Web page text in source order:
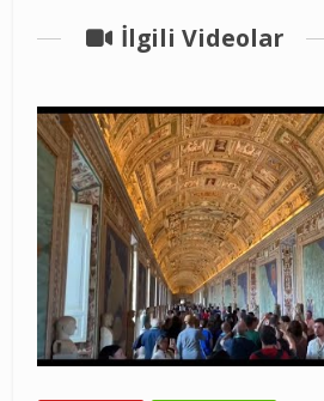
İlgili Videolar